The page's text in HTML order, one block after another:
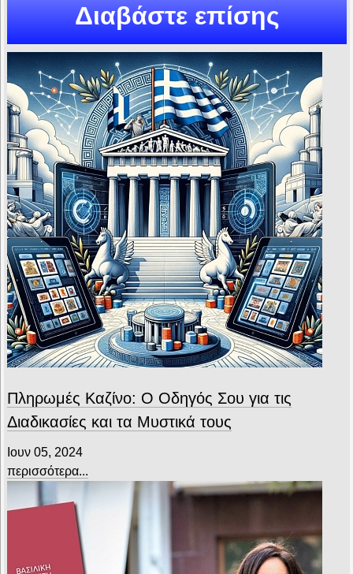
Διαβάστε επίσης
Πληρωμές Καζίνο: Ο Οδηγός Σου για τις
Διαδικασίες και τα Μυστικά τους
Ιουν 05, 2024
περισσότερα...